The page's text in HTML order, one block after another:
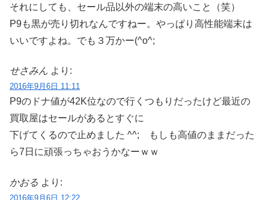
それにしても、セール品以外の端末の高いこと（笑）
P9も黒が売り切れなんですねー。やっぱり高性能端末は
いいですよね。でも３万かー(^o^;
せさみん より:
2016年9月6日 11:11
P9のドナ値が42K位なので行くつもりだったけど最近の
買取屋はセールがあるとすぐに
下げてくるので止めました ^^; もしも高値のままだった
ら7日に頑張っちゃおうかなーｗｗ
かおる より:
2016年9月6日 12:22